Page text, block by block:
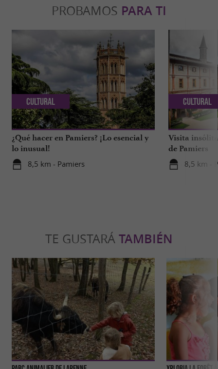
PROBAMOS PARA TI
¿Qué hacer en Pamiers? ¡Lo esencial y
lo inusual!
8,5 km - Pamiers
Cultural
Visita
de Pamiers
8,5 km -
Cultural
TE GUSTARÁ TAMBIÉN